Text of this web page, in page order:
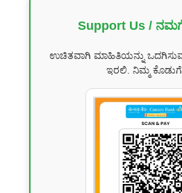
Support Us /
ಉಚಿತವಾಗಿ ಮಾಹಿತಿಯನ್ನು
ಇರಲಿ. ನಿಮ್ಮ